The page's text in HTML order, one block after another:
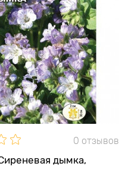
0 отзывов
дымка,